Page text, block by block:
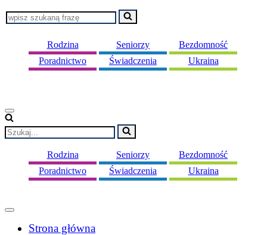
Szukaj...
Rodzina Seniorzy
Bezdomność
Poradnictwo
Świadczenia Ukraina
Menu
nawigacji
Szukaj...
Rodzina Seniorzy
Bezdomność
Poradnictwo
Świadczenia Ukraina
Menu
nawigacjiStrona główna